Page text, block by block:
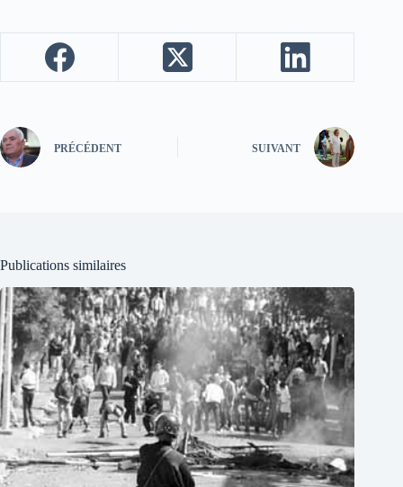
PRÉCÉDENT SUIVANT
Publications similaires